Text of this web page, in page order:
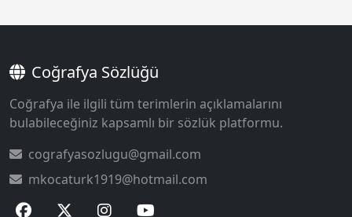
Coğrafya Sözlüğü
Coğrafya ile ilgili tüm terimlerin açıklamalarını
bulabileceğiniz kapsamlı bir sözlük platformu.
cografyasozlugu@gmail.com
mkocaturk1919@hotmail.com